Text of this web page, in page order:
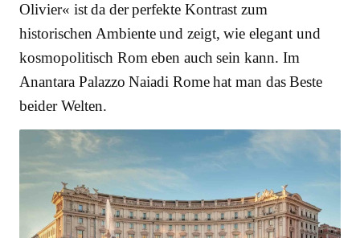
Olivier« ist da der perfekte Kontrast zum
historischen Ambiente und zeigt, wie elegant und
kosmopolitisch Rom eben auch sein kann. Im
Anantara Palazzo Naiadi Rome hat man das Beste
beider Welten.